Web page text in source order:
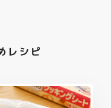
レシピ